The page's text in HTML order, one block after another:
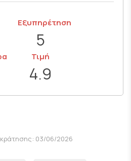
Εξυπηρέτηση
5
Τιμή
4.9
03/06/2026